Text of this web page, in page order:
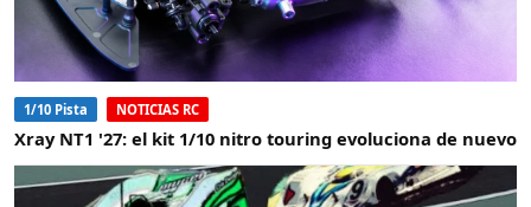
1/10 Pista NOTICIAS RC
Xray NT1 '27: el kit 1/10 nitro touring evoluciona de nuevo